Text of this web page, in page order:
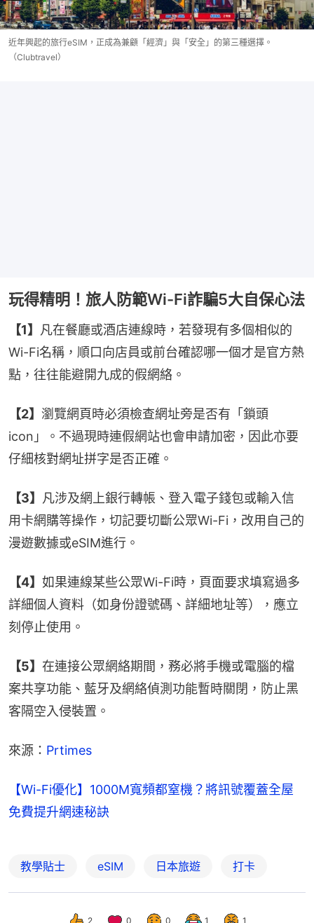
近年興起的旅行eSIM，正成為兼顧「經濟」與「安全」的第三種選擇。
（Clubtravel）
玩得精明！旅人防範Wi-Fi詐騙5大自保心法
【1】 凡在餐廳或酒店連線時，若發現有多個相似的
Wi-Fi名稱，順口向店員或前台確認哪一個才是官方熱
點，往往能避開九成的假網絡。
【2】 瀏覽網頁時必須檢查網址旁是否有「鎖頭
icon」。不過現時連假網站也會申請加密，因此亦要
仔細核對網址拼字是否正確。
【3】 凡涉及網上銀行轉帳、登入電子錢包或輸入信
用卡網購等操作，切記要切斷公眾Wi-Fi，改用自己的
漫遊數據或eSIM進行。
【4】 如果連線某些公眾Wi-Fi時，頁面要求填寫過多
詳細個人資料（如身份證號碼、詳細地址等），應立
刻停止使用。
【5】 在連接公眾網絡期間，務必將手機或電腦的檔
案共享功能、藍牙及網絡偵測功能暫時關閉，防止黑
客隔空入侵裝置。
來源： Prtimes
【Wi-Fi優化】1000M寬頻都窒機？將訊號覆蓋全屋
免費提升網速秘訣
教學貼士 eSIM 日本旅遊 打卡
2 0 0 1 1